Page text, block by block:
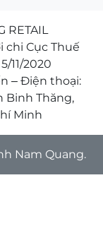
RETAIL
chi Cục Thuế
11/2020
– Điện thoại:
Binh Thăng,
Minh
Nam Quang.